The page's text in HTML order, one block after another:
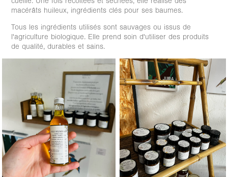
macérâts huileux, ingrédients clés pour ses baumes.
Tous les ingrédients utilisés sont sauvages ou issus de
l'agriculture biologique. Elle prend soin d'utiliser des produits
de qualité, durables et sains.